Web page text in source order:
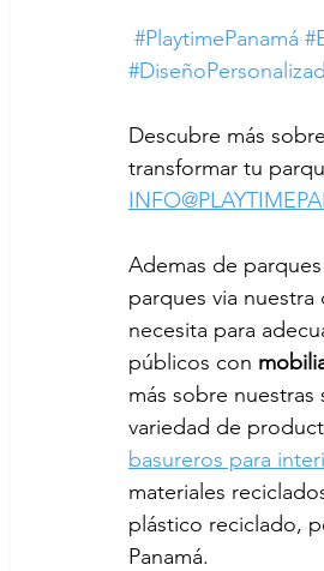
#PlaytimePanamá
Descubre más
transformar tu
Ademas de
parques via nuestra
necesita para
públicos con
más sobre
variedad de
basureros para
materiales
plástico reciclado,
Panamá.